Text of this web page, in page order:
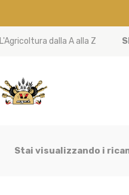
L'Agricoltura dalla A alla Z
Stai visualizzando i